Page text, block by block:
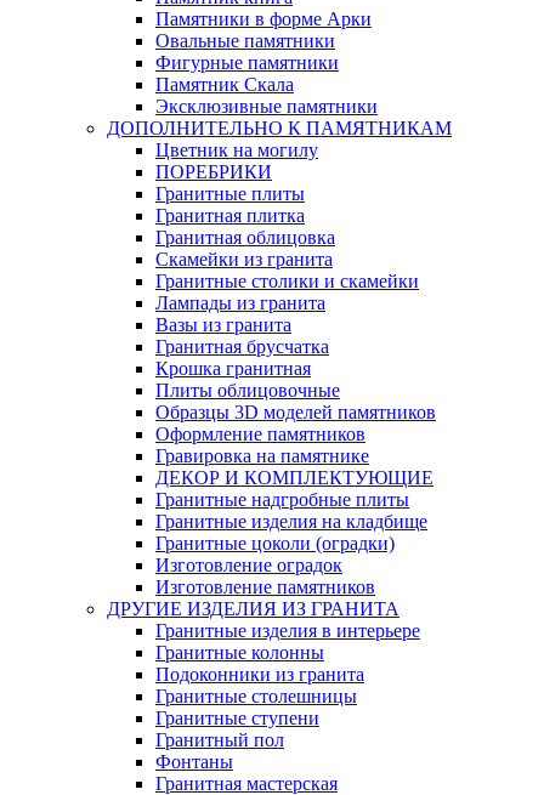
Памятники в форме Арки
Овальные памятники
Фигурные памятники
Памятник Скала
Эксклюзивные памятники
ДОПОЛНИТЕЛЬНО К ПАМЯТНИКАМ
Цветник на могилу
ПОРЕБРИКИ
Гранитные плиты
Гранитная плитка
Гранитная облицовка
Скамейки из гранита
Гранитные столики и скамейки
Лампады из гранита
Вазы из гранита
Гранитная брусчатка
Крошка гранитная
Плиты облицовочные
Образцы 3D моделей памятников
Оформление памятников
Гравировка на памятнике
ДЕКОР И КОМПЛЕКТУЮЩИЕ
Гранитные надгробные плиты
Гранитные изделия на кладбище
Гранитные цоколи (оградки)
Изготовление оградок
Изготовление памятников
ДРУГИЕ ИЗДЕЛИЯ ИЗ ГРАНИТА
Гранитные изделия в интерьере
Гранитные колонны
Подоконники из гранита
Гранитные столешницы
Гранитные ступени
Гранитный пол
Фонтаны
Гранитная мастерская